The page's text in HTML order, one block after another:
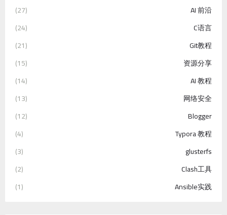
AI 前沿
(27)
C语言
(24)
Git教程
(21)
资源分享
(15)
AI 教程
(14)
网络安全
(13)
Blogger
(12)
Typora 教程
(4)
glusterfs
(3)
Clash工具
(2)
Ansible实践
(1)